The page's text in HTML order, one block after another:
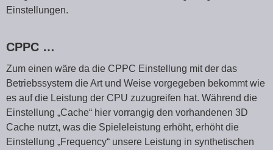
Einstellungen.
CPPC …
Zum einen wäre da die CPPC Einstellung mit der das
Betriebssystem die Art und Weise vorgegeben bekommt wie
es auf die Leistung der CPU zuzugreifen hat. Während die
Einstellung „Cache“ hier vorrangig den vorhandenen 3D
Cache nutzt, was die Spieleleistung erhöht, erhöht die
Einstellung „Frequency“ unsere Leistung in synthetischen